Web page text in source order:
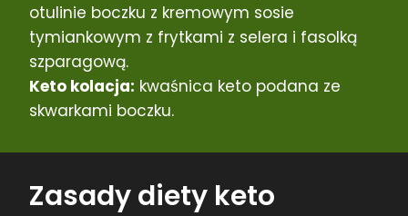
otulinie boczku z kremowym sosie
tymiankowym z frytkami z selera i fasolką
szparagową.
Keto kolacja: kwaśnica keto podana ze
skwarkami boczku.
Zasady diety keto